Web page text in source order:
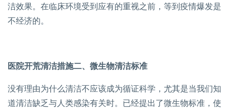
洁效果。在临床环境受到应有的重视之前，等到疫情爆发是
不经济的。
医院开荒清洁措施二、微生物清洁标准
没有理由为什么清洁不应该成为循证科学，尤其是当我们知
道清洁缺乏与人类感染有关时。已经提出了微生物标准，使